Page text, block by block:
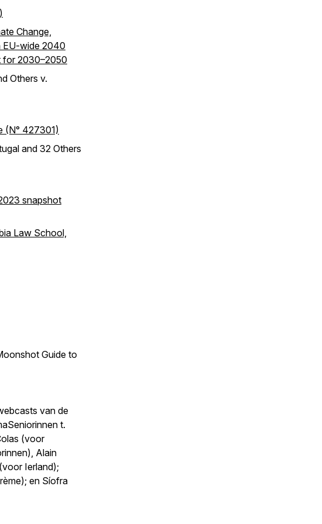
Change,
EU-wide 2040
for 2030–2050
Others v.
(N° 427301)
and 32 Others
snapshot
Law School,
Guide to
van de
t.
(voor
Alain
Ierland);
en Síofra